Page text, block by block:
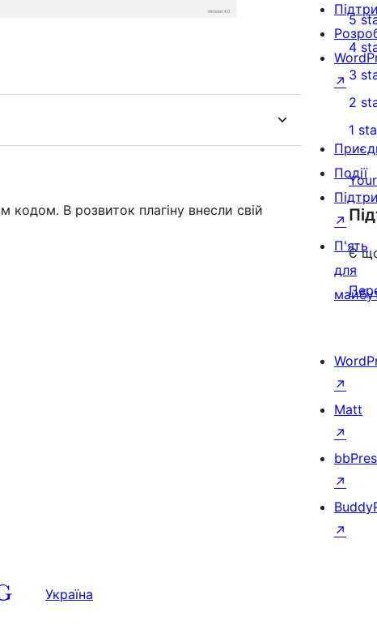
кодом. В розвиток плагіну внесли свій
2
5-
star
5
0
4-
star
4
0
3-
star
3
2-
2
star
1
Є
↗
Події
↗
П'ять
для
↗
Matt
↗
↗
↗
Україна